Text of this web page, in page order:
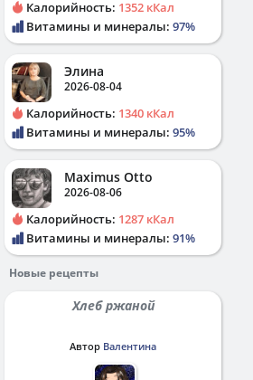
Калорийность: 1352 кКал
Витамины и минералы: 97%
Элина
2026-08-04
Калорийность: 1340 кКал
Витамины и минералы: 95%
Maximus Otto
2026-08-06
Калорийность: 1287 кКал
Витамины и минералы: 91%
Новые рецепты
Хлеб ржаной
Автор Валентина